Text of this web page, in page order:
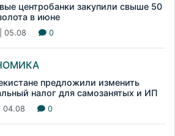
центробанки закупили свыше 50
в июне
05.08 0
предложили изменить
налог для самозанятых и ИП
04.08 0